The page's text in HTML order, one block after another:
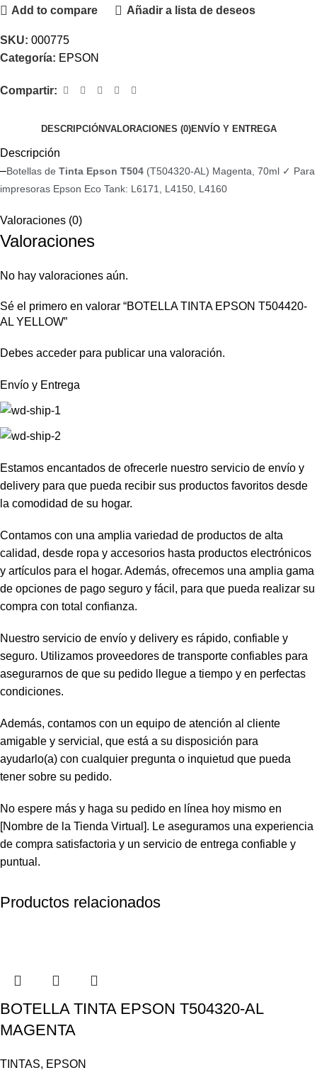
Add to compare Añadir a lista de deseos
SKU: 000775
Categoría: EPSON
Compartir:
DESCRIPCIÓNVALORACIONES (0)ENVÍO Y ENTREGA
Descripción
–Botellas de Tinta Epson T504 (T504320-AL) Magenta, 70ml ✓ Para
impresoras Epson Eco Tank: L6171, L4150, L4160
Valoraciones (0)
Valoraciones
No hay valoraciones aún.
Sé el primero en valorar “BOTELLA TINTA EPSON T504420-
AL YELLOW”
Debes acceder para publicar una valoración.
Envío y Entrega
Estamos encantados de ofrecerle nuestro servicio de envío y
delivery para que pueda recibir sus productos favoritos desde
la comodidad de su hogar.
Contamos con una amplia variedad de productos de alta
calidad, desde ropa y accesorios hasta productos electrónicos
y artículos para el hogar. Además, ofrecemos una amplia gama
de opciones de pago seguro y fácil, para que pueda realizar su
compra con total confianza.
Nuestro servicio de envío y delivery es rápido, confiable y
seguro. Utilizamos proveedores de transporte confiables para
asegurarnos de que su pedido llegue a tiempo y en perfectas
condiciones.
Además, contamos con un equipo de atención al cliente
amigable y servicial, que está a su disposición para
ayudarlo(a) con cualquier pregunta o inquietud que pueda
tener sobre su pedido.
No espere más y haga su pedido en línea hoy mismo en
[Nombre de la Tienda Virtual]. Le aseguramos una experiencia
de compra satisfactoria y un servicio de entrega confiable y
puntual.
Productos relacionados
BOTELLA TINTA EPSON T504320-AL
MAGENTA
TINTAS, EPSON